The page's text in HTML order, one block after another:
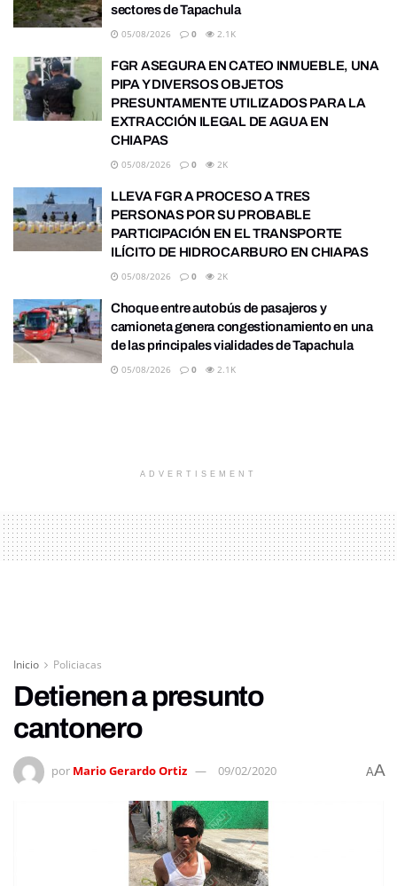
sectores de Tapachula
05/08/2026 0 2.1K
FGR ASEGURA EN CATEO INMUEBLE, UNA
PIPA Y DIVERSOS OBJETOS
PRESUNTAMENTE UTILIZADOS PARA LA
EXTRACCIÓN ILEGAL DE AGUA EN
CHIAPAS
05/08/2026 0 2K
LLEVA FGR A PROCESO A TRES
PERSONAS POR SU PROBABLE
PARTICIPACIÓN EN EL TRANSPORTE
ILÍCITO DE HIDROCARBURO EN CHIAPAS
05/08/2026 0 2K
Choque entre autobús de pasajeros y
camioneta genera congestionamiento en una
de las principales vialidades de Tapachula
05/08/2026 0 2.1K
ADVERTISEMENT
Inicio Policiacas
Detienen a presunto
cantonero
por Mario Gerardo Ortiz 09/02/2020 AA